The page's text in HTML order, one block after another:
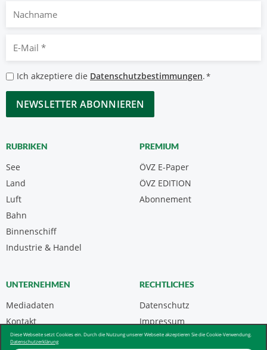
Diese Webseite setzt Cookies ein. Durch die Nutzung unserer Webseite akzeptieren Sie die Cookie-Verwendung.
Datenschutzerklärung
Nachname
Mail
*
Datenschutzbestimmungen
*
Ich akzeptiere die Datenschutzbestimmungen.*
CAPTCHA
RUBRIKEN
See
Land
Luft
Bahn
Binnenschiff
Industrie & Handel
PREMIUM
ÖVZ E-Paper
Abonnement
ÖVZ EDITION
UNTERNEHMEN
Mediadaten
Kontakt
Über uns & AGB
RECHTLICHES
Datenschutz
Impressum